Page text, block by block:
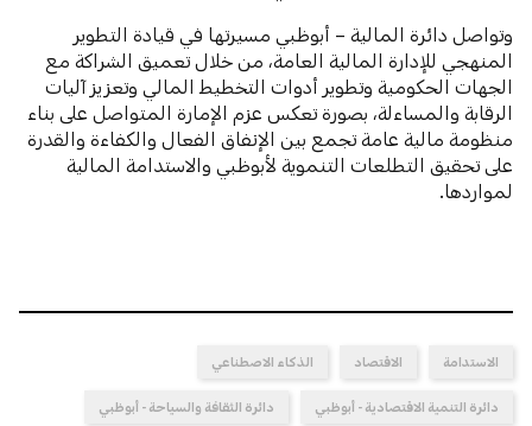
وتواصل دائرة المالية – أبوظبي مسيرتها في قيادة التطوير
المنهجي للإدارة المالية العامة، من خلال تعميق الشراكة مع
الجهات الحكومية وتطوير أدوات التخطيط المالي وتعزيز آليات
الرقابة والمساءلة، بصورة تعكس عزم الإمارة المتواصل على بناء
منظومة مالية عامة تجمع بين الإنفاق الفعال والكفاءة والقدرة
على تحقيق التطلعات التنموية لأبوظبي والاستدامة المالية
لمواردها.
الاستدامة الاقتصاد الذكاء الاصطناعي
دائرة التنمية الاقتصادية - أبوظبي دائرة الثقافة والسياحة - أبوظبي